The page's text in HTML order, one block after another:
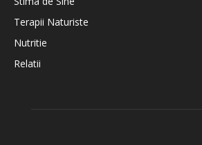
Terapii Naturiste
Nutritie
Relatii